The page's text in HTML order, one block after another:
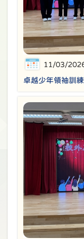
11/03/
卓越少年領袖訓